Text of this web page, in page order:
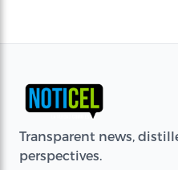
Transparent news,
perspectives.